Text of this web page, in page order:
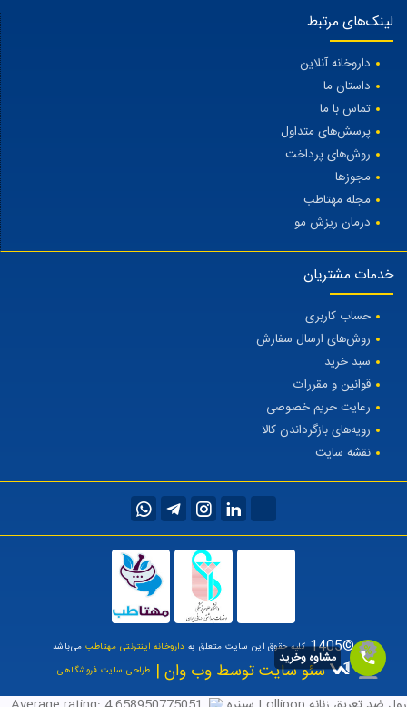
لینک‌های مرتبط
داروخانه آنلاین
داستان ما
تماس با ما
پرسش‌های متداول
روش‌های پرداخت
مجوزها
مجله مهتاطب
درمان ریزش مو
خدمات مشتریان
حساب کاربری
روش‌های ارسال سفارش
سبد خرید
قوانین و مقررات
رعایت حریم خصوصی
رویه‌های بازگرداندن کالا
نقشه سایت
©1405 کلیه حقوق این سایت متعلق به داروخانه اینترنتی مهتاطبمی‌باشد
سئو سایت توسط وب وان | طراحی سایت فروشگاهی
مشاوه وخرید